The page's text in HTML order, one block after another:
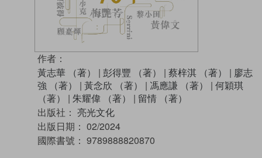
作者：
黃志華 （著）
| 彭得豐 （著） | 蔡梓淇 （著） | 廖志
強 （著）
| 黃念欣 （著） | 馮應謙 （著） | 何穎琪
（著）
| 朱耀偉 （著） | 留情 （著）
出版社： 亮光文化
出版日期： 02/2024
國際書號： 9789888820870